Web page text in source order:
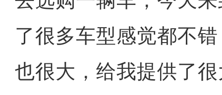
了很多车型感觉都不
也很大，给我提供了